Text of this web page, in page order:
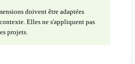
doivent être adaptées
Elles ne s'appliquent pas
projets.